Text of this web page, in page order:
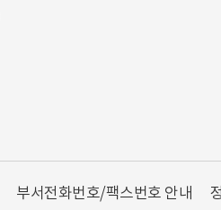
부서전화번호/팩스번호 안내